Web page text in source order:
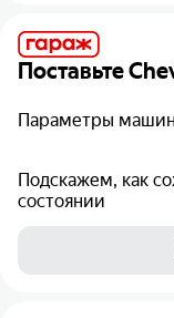
Поставьте
Параметры
Подскажем, как
состоянии